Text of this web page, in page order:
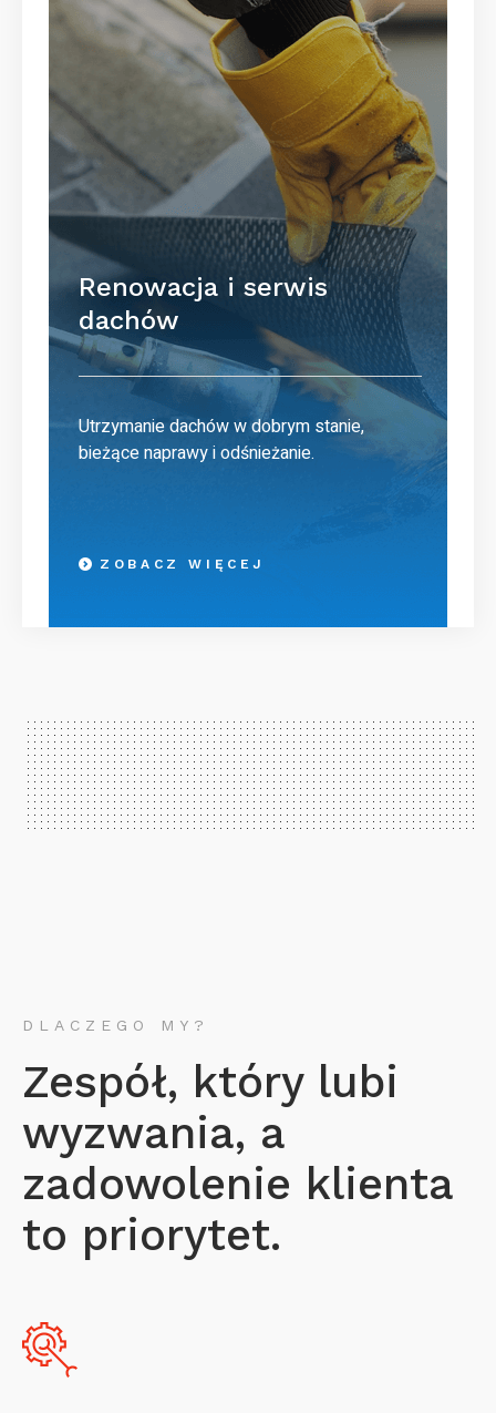
Renowacja i serwis
dachów
Utrzymanie dachów w dobrym stanie,
bieżące naprawy i odśnieżanie.
ZOBACZ WIĘCEJ
DLACZEGO MY?
Zespół, który lubi
wyzwania, a
zadowolenie klienta
to priorytet.